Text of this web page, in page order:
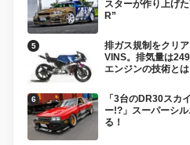
スターが作り上げ
R”
排ガス規制をクリ
VINS。排気量は
エンジンの技術とは
「3台のDR30スカ
ー!?」スーパーシ
る！